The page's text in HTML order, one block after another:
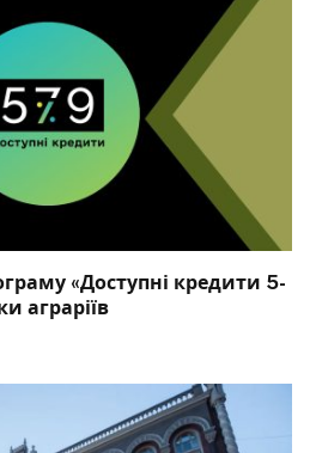
«Доступні кредити 5-
аграріїв